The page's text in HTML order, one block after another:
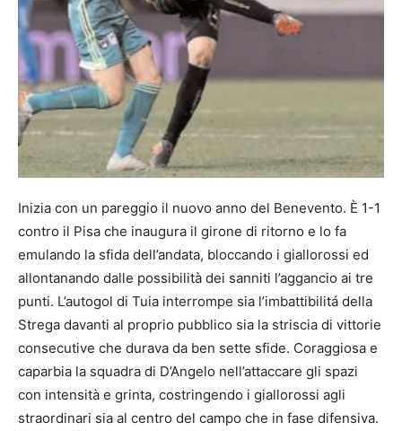
Inizia con un pareggio il nuovo anno del Benevento. È 1-1
contro il Pisa che inaugura il girone di ritorno e lo fa
emulando la sfida dell’andata, bloccando i giallorossi ed
allontanando dalle possibilità dei sanniti l’aggancio ai tre
punti. L’autogol di Tuia interrompe sia l’imbattibilitá della
Strega davanti al proprio pubblico sia la striscia di vittorie
consecutive che durava da ben sette sfide. Coraggiosa e
caparbia la squadra di D’Angelo nell’attaccare gli spazi
con intensità e grinta, costringendo i giallorossi agli
straordinari sia al centro del campo che in fase difensiva.